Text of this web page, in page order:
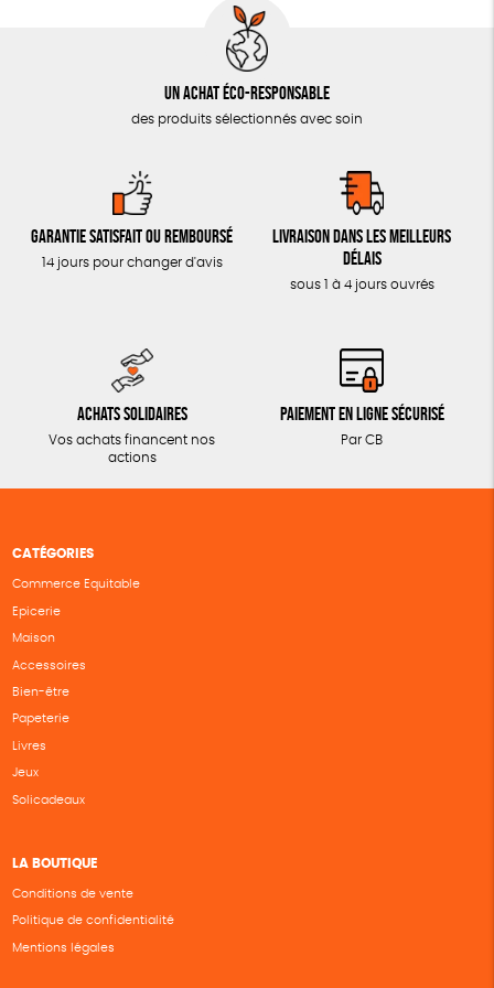
Un achat éco-responsable
des produits sélectionnés avec soin
Garantie satisfait ou remboursé
14 jours pour changer d'avis
Livraison dans les meilleurs
délais
sous 1 à 4 jours ouvrés
Achats solidaires
Vos achats financent nos
actions
Paiement en ligne sécurisé
Par CB
CATÉGORIES
Commerce Equitable
Epicerie
Maison
Accessoires
Bien-être
Papeterie
Livres
Jeux
Solicadeaux
LA BOUTIQUE
Conditions de vente
Politique de confidentialité
Mentions légales